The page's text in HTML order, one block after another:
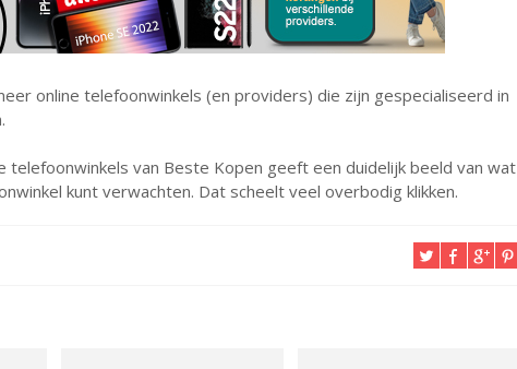
online telefoonwinkels (en providers) die zijn gespecialiseerd in
telefoonwinkels van Beste Kopen geeft een duidelijk beeld van wat
kunt verwachten. Dat scheelt veel overbodig klikken.